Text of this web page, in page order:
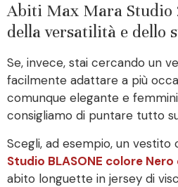
Abiti Max Mara Studio
della versatilità e dello
Se, invece, stai cercando un
facilmente adattare a più
comunque elegante e
consigliamo di puntare tutto
Scegli, ad esempio, un vestito
Studio BLASONE colore Nero
abito longuette in jersey di